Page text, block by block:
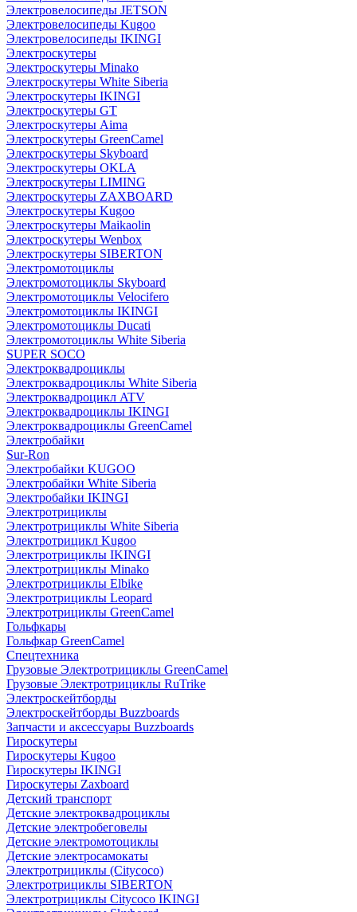
Электровелосипеды JETSON
Электровелосипеды Kugoo
Электровелосипеды IKINGI
Электроскутеры
Электроскутеры Minako
Электроскутеры White Siberia
Электроскутеры IKINGI
Электроскутеры GT
Электроскутеры Aima
Электроскутеры GreenCamel
Электроскутеры Skyboard
Электроскутеры OKLA
Электроскутеры LIMING
Электроскутеры ZAXBOARD
Электроскутеры Kugoo
Электроскутеры Maikaolin
Электроскутеры Wenbox
Электроскутеры SIBERTON
Электромотоциклы
Электромотоциклы Skyboard
Электромотоциклы Velocifero
Электромотоциклы IKINGI
Электромотоциклы Ducati
Электромотоциклы White Siberia
SUPER SOCO
Электроквадроциклы
Электроквадроциклы White Siberia
Электроквадроцикл ATV
Электроквадроциклы IKINGI
Электроквадроциклы GreenCamel
Электробайки
Sur-Ron
Электробайки KUGOO
Электробайки White Siberia
Электробайки IKINGI
Электротрициклы
Электротрициклы White Siberia
Электротрицикл Kugoo
Электротрициклы IKINGI
Электротрициклы Minako
Электротрициклы Elbike
Электротрициклы Leopard
Электротрициклы GreenCamel
Гольфкары
Гольфкар GreenCamel
Спецтехника
Грузовые Электротрициклы GreenCamel
Грузовые Электротрициклы RuTrike
Электроскейтборды
Электроскейтборды Buzzboards
Запчасти и аксессуары Buzzboards
Гироскутеры
Гироскутеры Kugoo
Гироскутеры IKINGI
Гироскутеры Zaxboard
Детский транспорт
Детские электроквадроциклы
Детские электробеговелы
Детские электромотоциклы
Детские электросамокаты
Электротрициклы (Citycoco)
Электротрициклы SIBERTON
Электротрициклы Citycoco IKINGI